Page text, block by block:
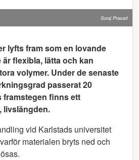
Suraj Prasad
lyfts fram som en lovande
flexibla, lätta och kan
volymer. Under de senaste
passerat 20
framstegen finns ett
livslängden.
vid Karlstads universitet
materialen bryts ned och